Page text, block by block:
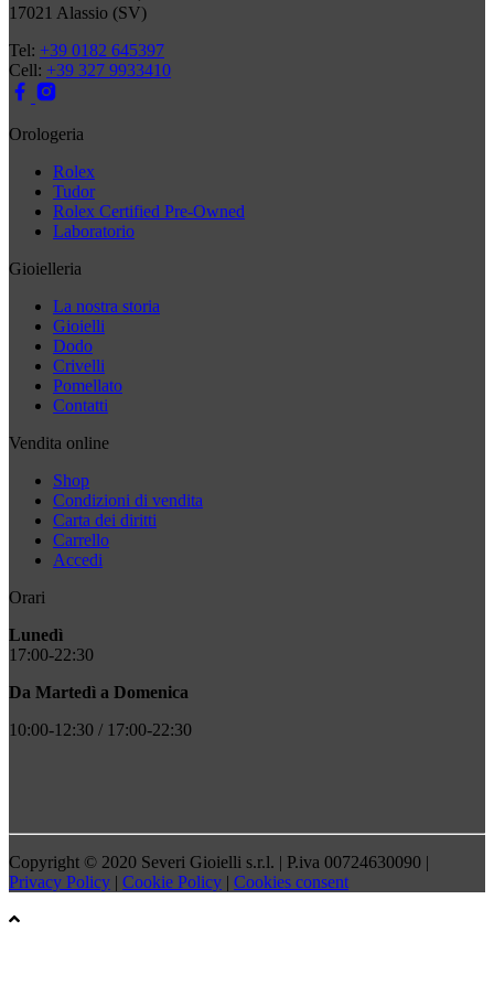
17021 Alassio (SV)
Tel: +39 0182 645397
Cell: +39 327 9933410
Orologeria
Rolex
Tudor
Rolex Certified Pre-Owned
Laboratorio
Gioielleria
La nostra storia
Gioielli
Dodo
Crivelli
Pomellato
Contatti
Vendita online
Shop
Condizioni di vendita
Carta dei diritti
Carrello
Accedi
Orari
Lunedì
17:00-22:30
Da Martedì a Domenica
10:00-12:30 / 17:00-22:30
Copyright © 2020 Severi Gioielli s.r.l. | P.iva 00724630090 |
Privacy Policy | Cookie Policy | Cookies consent